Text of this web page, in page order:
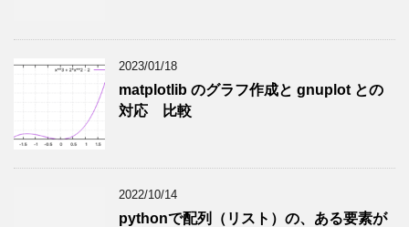
2023/01/18
matplotlib のグラフ作成と gnuplot との
対応 比較
2022/10/14
pythonで配列（リスト）の、ある要素が